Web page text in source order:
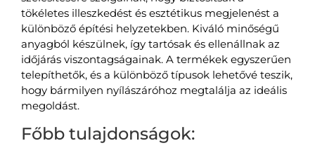
tökéletes illeszkedést és esztétikus megjelenést a
különböző építési helyzetekben. Kiváló minőségű
anyagból készülnek, így tartósak és ellenállnak az
időjárás viszontagságainak. A termékek egyszerűen
telepíthetők, és a különböző típusok lehetővé teszik,
hogy bármilyen nyílászáróhoz megtalálja az ideális
megoldást.
Főbb tulajdonságok: